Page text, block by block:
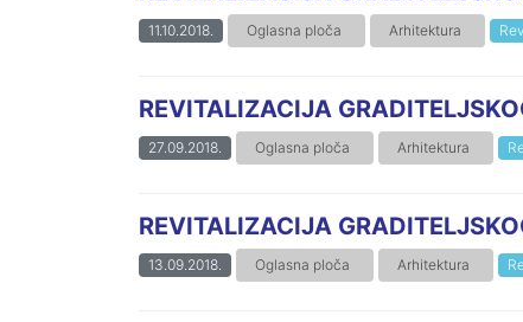
11.10.2018. Oglasna ploča Arhitektura
REVITALIZACIJA
27.09.2018. Oglasna ploča Arhitektura
REVITALIZACIJA
13.09.2018. Oglasna ploča Arhitektura